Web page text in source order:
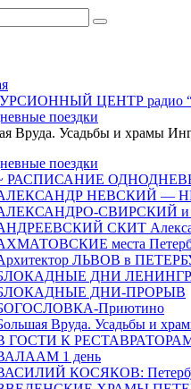
ЦЕНТР радио
поездки
Вруда. Усадьбы и храмы
поездки
РАСПИСАНИЕ
НЕВСКИЙ —
СВИРСКИЙ и
СКИТ
места
ЛЬВОВ в
ДНИ
ДНИ-ПРОРЫВ
Приютино
Вруда. Усадьбы и
ГОСТИ К РЕСТАВРАТОРАМ:
1 день
КОСЯКОВ: